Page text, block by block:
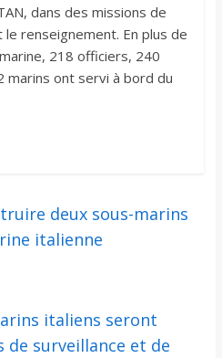
dans des missions de
renseignement. En plus de
218 officiers, 240
ont servi à bord du
deux sous-marins
italienne
italiens seront
de surveillance et de